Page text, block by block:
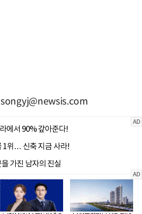
songyj@newsis.com